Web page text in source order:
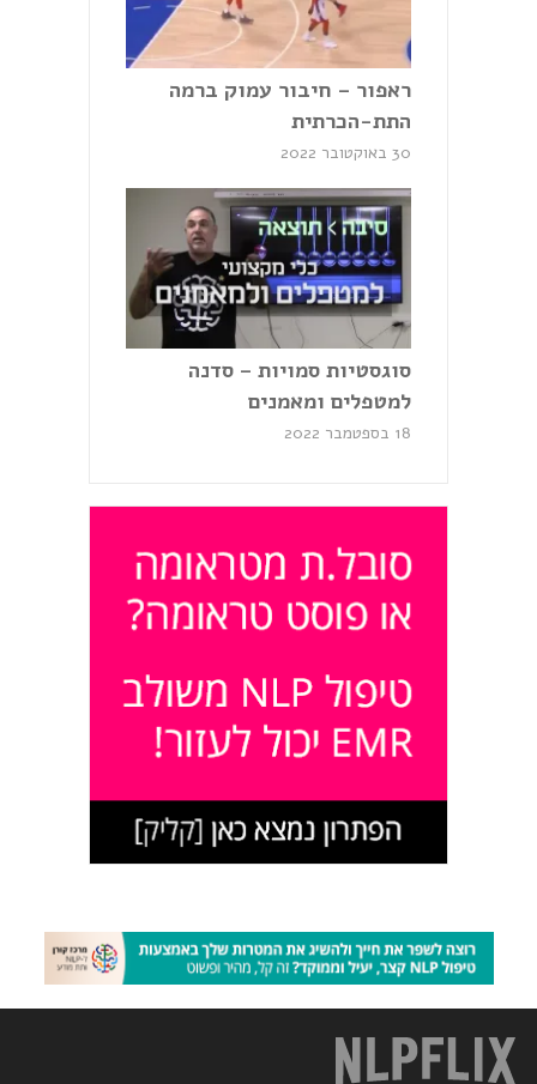
ראפור – חיבור עמוק ברמה
התת-הכרתית
30 באוקטובר 2022
סוגסטיות סמויות – סדנה
למטפלים ומאמנים
18 בספטמבר 2022